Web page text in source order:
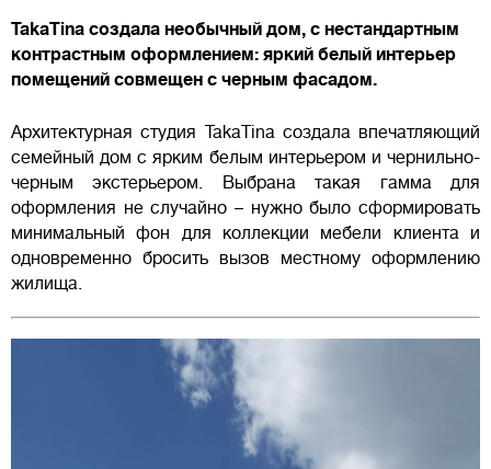
TakaTina создала необычный дом, с нестандартным
контрастным оформлением: яркий белый интерьер
помещений совмещен с черным фасадом.
Архитектурная студия TakaTina создала впечатляющий
семейный дом с ярким белым интерьером и чернильно-
черным экстерьером. Выбрана такая гамма для
оформления не случайно – нужно было сформировать
минимальный фон для коллекции мебели клиента и
одновременно бросить вызов местному оформлению
жилища.